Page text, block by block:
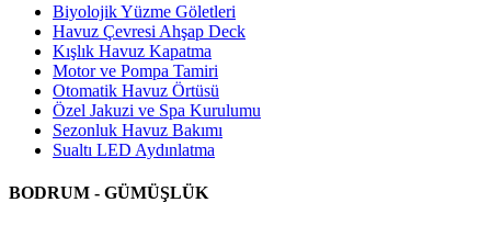
Biyolojik Yüzme Göletleri
Havuz Çevresi Ahşap Deck
Kışlık Havuz Kapatma
Motor ve Pompa Tamiri
Otomatik Havuz Örtüsü
Özel Jakuzi ve Spa Kurulumu
Sezonluk Havuz Bakımı
Sualtı LED Aydınlatma
BODRUM - GÜMÜŞLÜK